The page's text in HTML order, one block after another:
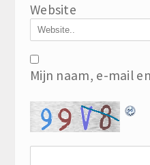
Website
Mijn naam, e-mail